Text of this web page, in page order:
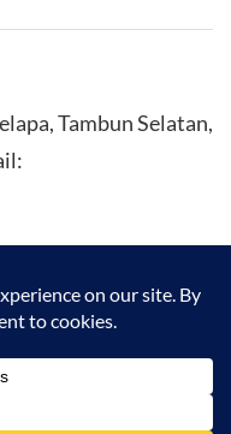
Tambun Selatan,
(C) 2026